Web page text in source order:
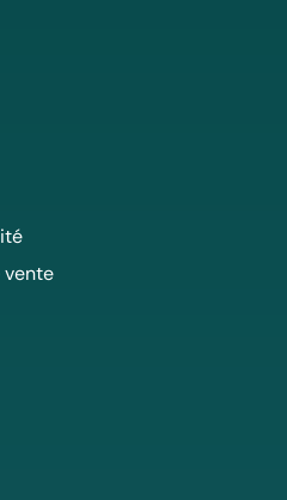
vente